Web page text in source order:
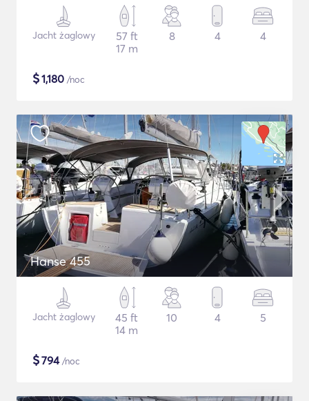
Jacht żaglowy
57 ft
17 m
8 4 4
$1,180 /noc
Hanse 455
Jacht żaglowy
45 ft
14 m
10 4 5
$794/noc